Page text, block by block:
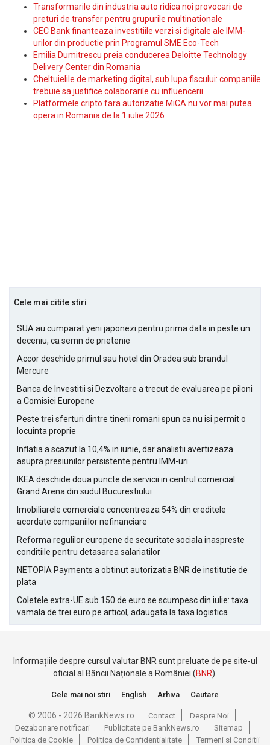
Transformarile din industria auto ridica noi provocari de
preturi de transfer pentru grupurile multinationale
CEC Bank finanteaza investitiile verzi si digitale ale IMM-
urilor din productie prin Programul SME Eco-Tech
Emilia Dumitrescu preia conducerea Deloitte Technology
Delivery Center din Romania
Cheltuielile de marketing digital, sub lupa fiscului: companiile
trebuie sa justifice colaborarile cu influencerii
Platformele cripto fara autorizatie MiCA nu vor mai putea
opera in Romania de la 1 iulie 2026
Cele mai citite stiri
SUA au cumparat yeni japonezi pentru prima data in peste un
deceniu, ca semn de prietenie
Accor deschide primul sau hotel din Oradea sub brandul
Mercure
Banca de Investitii si Dezvoltare a trecut de evaluarea pe piloni
a Comisiei Europene
Peste trei sferturi dintre tinerii romani spun ca nu isi permit o
locuinta proprie
Inflatia a scazut la 10,4% in iunie, dar analistii avertizeaza
asupra presiunilor persistente pentru IMM-uri
IKEA deschide doua puncte de servicii in centrul comercial
Grand Arena din sudul Bucurestiului
Imobiliarele comerciale concentreaza 54% din creditele
acordate companiilor nefinanciare
Reforma regulilor europene de securitate sociala inaspreste
conditiile pentru detasarea salariatilor
NETOPIA Payments a obtinut autorizatia BNR de institutie de
plata
Coletele extra-UE sub 150 de euro se scumpesc din iulie: taxa
vamala de trei euro pe articol, adaugata la taxa logistica
Informațiile despre cursul valutar BNR sunt preluate de pe site-ul
oficial al Băncii Naționale a României (BNR).
Cele mai noi stiri English Arhiva Cautare
© 2006 - 2026 BankNews.ro Contact
Despre Noi
Dezabonare notificari
Publicitate pe BankNews.ro
Sitemap
Politica de Cookie
Politica de Confidentialitate Termeni si Conditii